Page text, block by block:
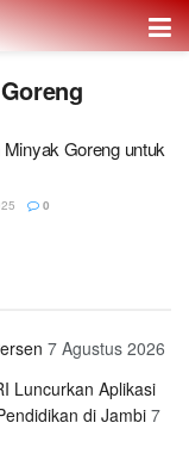
Goreng untuk
0
7 Agustus 2026
Luncurkan Aplikasi
di Jambi 7